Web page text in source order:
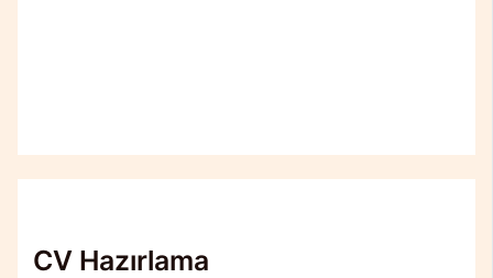
CV Hazırlama